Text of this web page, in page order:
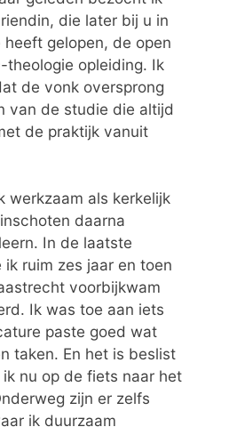
die later bij u in
gelopen, de open
theologie opleiding. Ik
de vonk oversprong
van de studie die altijd
de praktijk vanuit
werkzaam als kerkelijk
daarna
In de laatste
ruim zes jaar en toen
voorbijkwam
Ik was toe aan iets
paste goed wat
taken. En het is beslist
nu op de fiets naar het
zijn er zelfs
ik duurzaam